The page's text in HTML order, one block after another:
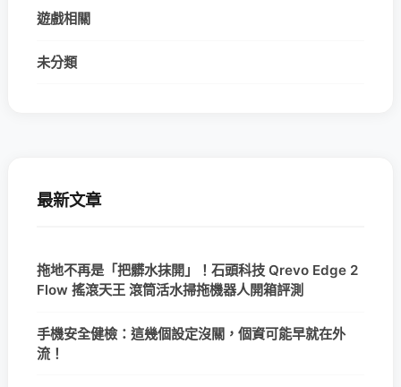
遊戲相關
未分類
最新文章
拖地不再是「把髒水抹開」！石頭科技 Qrevo Edge 2
Flow 搖滾天王 滾筒活水掃拖機器人開箱評測
手機安全健檢：這幾個設定沒關，個資可能早就在外
流！